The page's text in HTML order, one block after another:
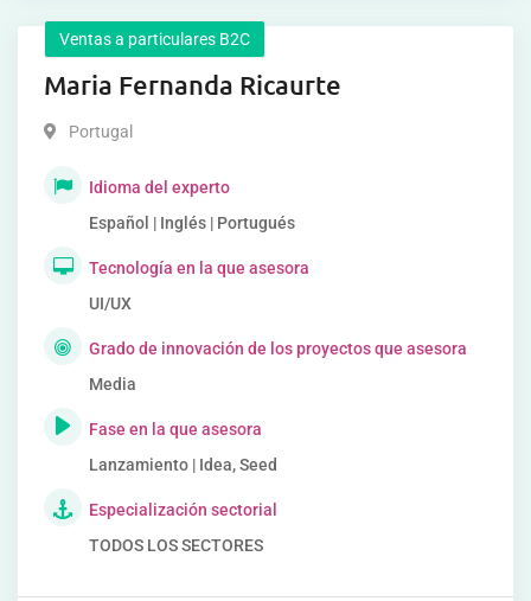
Ventas a particulares B2C
Maria Fernanda Ricaurte
Portugal
Idioma del experto
Español | Inglés | Portugués
Tecnología en la que asesora
UI/UX
Grado de innovación de los proyectos que asesora
Media
Fase en la que asesora
Lanzamiento | Idea, Seed
Especialización sectorial
TODOS LOS SECTORES